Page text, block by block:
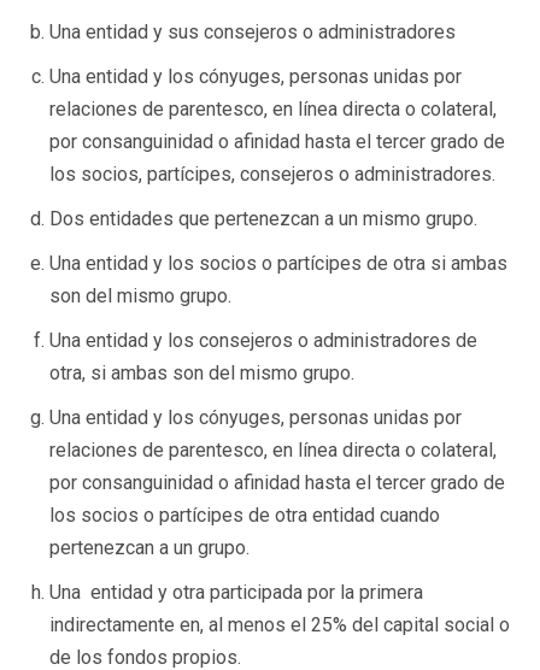
Una entidad y sus consejeros o administradores
Una entidad y los cónyuges, personas unidas por
relaciones de parentesco, en línea directa o colateral,
por consanguinidad o afinidad hasta el tercer grado de
los socios, partícipes, consejeros o administradores.
Dos entidades que pertenezcan a un mismo grupo.
Una entidad y los socios o partícipes de otra si ambas
son del mismo grupo.
Una entidad y los consejeros o administradores de
otra, si ambas son del mismo grupo.
Una entidad y los cónyuges, personas unidas por
relaciones de parentesco, en línea directa o colateral,
por consanguinidad o afinidad hasta el tercer grado de
los socios o partícipes de otra entidad cuando
pertenezcan a un grupo.
Una entidad y otra participada por la primera
indirectamente en, al menos el 25% del capital social o
de los fondos propios.